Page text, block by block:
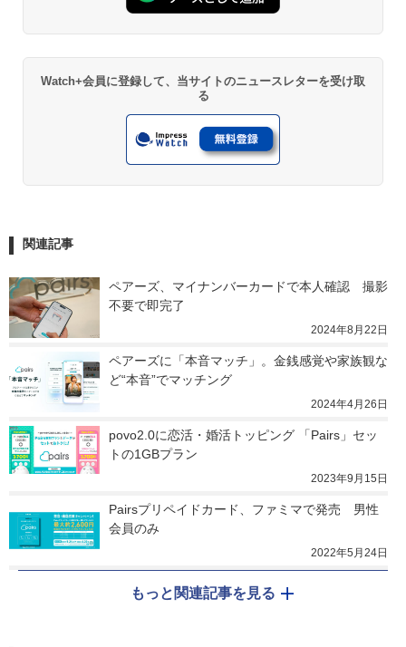
Watch+会員に登録して、当サイトのニュースレターを受け取
る
関連記事
ペアーズ、マイナンバーカードで本人確認　撮影
不要で即完了
2024年8月22日
ペアーズに「本音マッチ」。金銭感覚や家族観な
ど“本音”でマッチング
2024年4月26日
povo2.0に恋活・婚活トッピング 「Pairs」セッ
トの1GBプラン
2023年9月15日
Pairsプリペイドカード、ファミマで発売　男性
会員のみ
2022年5月24日
もっと関連記事を見る